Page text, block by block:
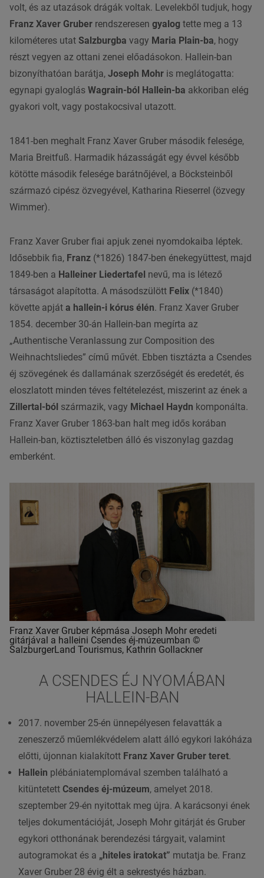
volt, és az utazások drágák voltak. Levelekből tudjuk, hogy
Franz Xaver Gruber rendszeresen gyalog tette meg a 13
kilométeres utat Salzburgba vagy Maria Plain-ba, hogy
részt vegyen az ottani zenei előadásokon. Hallein-ban
bizonyíthatóan barátja, Joseph Mohr is meglátogatta:
egynapi gyaloglás Wagrain-ból Hallein-ba akkoriban elég
gyakori volt, vagy postakocsival utazott.
1841-ben meghalt Franz Xaver Gruber második felesége,
Maria Breitfuß. Harmadik házasságát egy évvel később
kötötte második felesége barátnőjével, a Böcksteinből
származó cipész özvegyével, Katharina Rieserrel (özvegy
Wimmer).
Franz Xaver Gruber fiai apjuk zenei nyomdokaiba léptek.
Idősebbik fia, Franz (*1826) 1847-ben énekegyüttest, majd
1849-ben a Halleiner Liedertafel nevű, ma is létező
társaságot alapította. A másodszülött Felix (*1840)
követte apját a hallein-i kórus élén. Franz Xaver Gruber
1854. december 30-án Hallein-ban megírta az
„Authentische Veranlassung zur Composition des
Weihnachtsliedes” című művét. Ebben tisztázta a Csendes
éj szövegének és dallamának szerzőségét és eredetét, és
eloszlatott minden téves feltételezést, miszerint az ének a
Zillertal-ból származik, vagy Michael Haydn komponálta.
Franz Xaver Gruber 1863-ban halt meg idős korában
Hallein-ban, köztiszteletben álló és viszonylag gazdag
emberként.
Franz Xaver Gruber képmása Joseph Mohr eredeti
gitárjával a halleini Csendes éj-múzeumban ©
SalzburgerLand Tourismus, Kathrin Gollackner
A CSENDES ÉJ NYOMÁBAN
HALLEIN-BAN
2017. november 25-én ünnepélyesen felavatták a
zeneszerző műemlékvédelem alatt álló egykori lakóháza
előtti, újonnan kialakított Franz Xaver Gruber teret.
Hallein plébániatemplomával szemben található a
kitüntetett Csendes éj-múzeum, amelyet 2018.
szeptember 29-én nyitottak meg újra. A karácsonyi ének
teljes dokumentációját, Joseph Mohr gitárját és Gruber
egykori otthonának berendezési tárgyait, valamint
autogramokat és a „hiteles iratokat” mutatja be. Franz
Xaver Gruber 28 évig élt a sekrestyés házban.